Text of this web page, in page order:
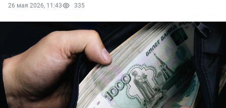
26 мая 2026, 11:43 335